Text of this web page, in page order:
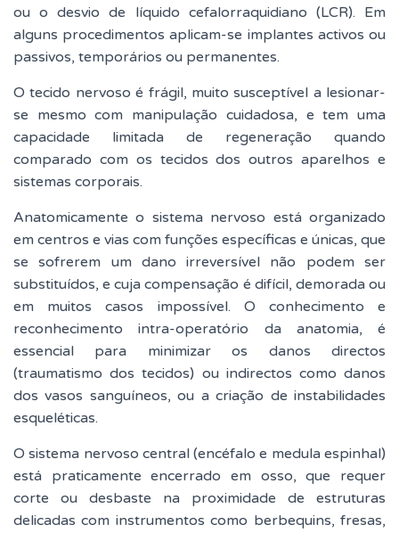
ou o desvio de líquido cefalorraquidiano (LCR). Em
alguns procedimentos aplicam-se implantes activos ou
passivos, temporários ou permanentes.
O tecido nervoso é frágil, muito susceptível a lesionar-
se mesmo com manipulação cuidadosa, e tem uma
capacidade limitada de regeneração quando
comparado com os tecidos dos outros aparelhos e
sistemas corporais.
Anatomicamente o sistema nervoso está organizado
em centros e vias com funções específicas e únicas, que
se sofrerem um dano irreversível não podem ser
substituídos, e cuja compensação é difícil, demorada ou
em muitos casos impossível. O conhecimento e
reconhecimento intra-operatório da anatomia, é
essencial para minimizar os danos directos
(traumatismo dos tecidos) ou indirectos como danos
dos vasos sanguíneos, ou a criação de instabilidades
esqueléticas.
O sistema nervoso central (encéfalo e medula espinhal)
está praticamente encerrado em osso, que requer
corte ou desbaste na proximidade de estruturas
delicadas com instrumentos como berbequins, fresas,